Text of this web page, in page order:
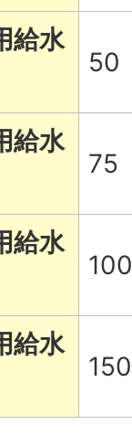
給水
50
給水
75
給水
100
給水
150